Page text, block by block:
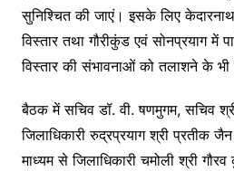
सुनिश्चित की जाएं। इसके लिए
विस्तार तथा गौरीकुंड एवं सोनप्रयाग में
विस्तार की संभावनाओं को तलाशने के भी
बैठक में सचिव डॉ. वी. षणमुगम, सचिव श्री
जिलाधिकारी रुद्रप्रयाग श्री प्रतीक
माध्यम से जिलाधिकारी चमोली श्री